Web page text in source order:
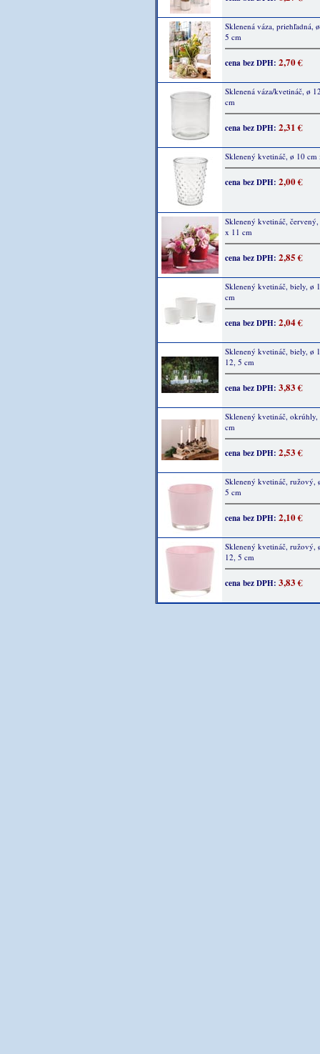
Sklenená váza, priehľadná,
5 cm
cena bez DPH: 2,70 €
Sklenená váza/kvetináč, ø
cm
cena bez DPH: 2,31 €
Sklenený kvetináč, ø 10 cm
cena bez DPH: 2,00 €
Sklenený kvetináč,
x 11 cm
cena bez DPH: 2,85 €
Sklenený kvetináč, biely, ø
cm
cena bez DPH: 2,04 €
Sklenený kvetináč, biely, ø
12, 5 cm
cena bez DPH: 3,83 €
Sklenený kvetináč,
cm
cena bez DPH: 2,53 €
Sklenený kvetináč, ružový,
5 cm
cena bez DPH: 2,10 €
Sklenený kvetináč, ružový,
12, 5 cm
cena bez DPH: 3,83 €